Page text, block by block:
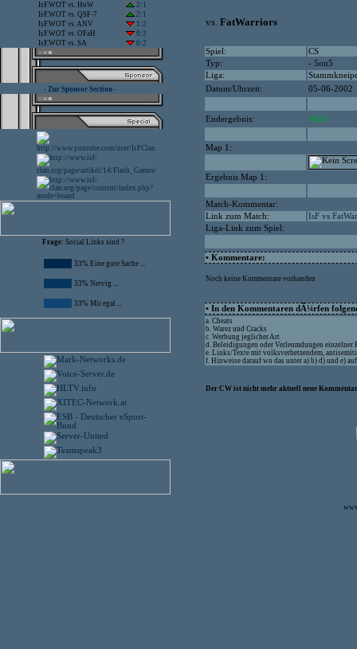
IsF.WOT vs. HoW
2:1
IsF.WOT vs. QSF-7
2:1
IsF.WOT vs.ANV
1:2
IsF.WOT vs. OFaH
0:2
IsF.WOT vs. SA 0:2
- Zur Sponsor Section -
Frage: Social Links sind ?
33% Eine gute Sache ...
33% Nervig ...
33% Mir egal ...
vs. FatWarriors
Spiel:
CS
Typ:
- 5on5
Liga:
Datum/Uhrzeit:
05-06-2002
Endergebnis: 10:0
Map 1:
Ergebnis Map 1:
Match-Kommentar:
Link zum Match:
IsF vs
Liga-Link zum Spiel:
• Kommentare:
Noch keine Kommentare vorhanden
• In den Kommentaren dÃ¼rfen
a. Cheats
b. Warez und Cracks
c. Werbung jeglicher Art
d. Beleidigungen oder Verleumdungen einzelner
e. Links/Texte mit volksverhetzendem,
f. Hinweise darauf wo das unter a) b) d) und e)
Der CW ist nicht mehr aktuell neue